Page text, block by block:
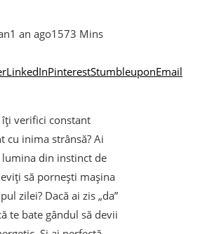
1 an ago1573 Mins
LinkedInPinterestStumbleuponEmail
îți verifici constant
cu inima strânsă? Ai
din instinct de
să pornești mașina
zilei? Dacă ai zis „da”
te bate gândul să devii